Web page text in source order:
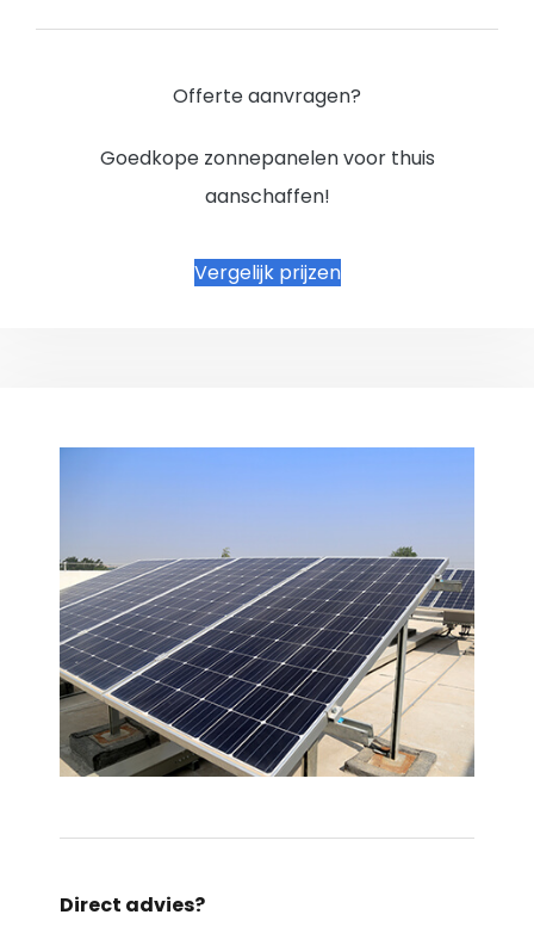
Offerte aanvragen?
Goedkope zonnepanelen voor thuis
aanschaffen!
Vergelijk prijzen
Direct advies?